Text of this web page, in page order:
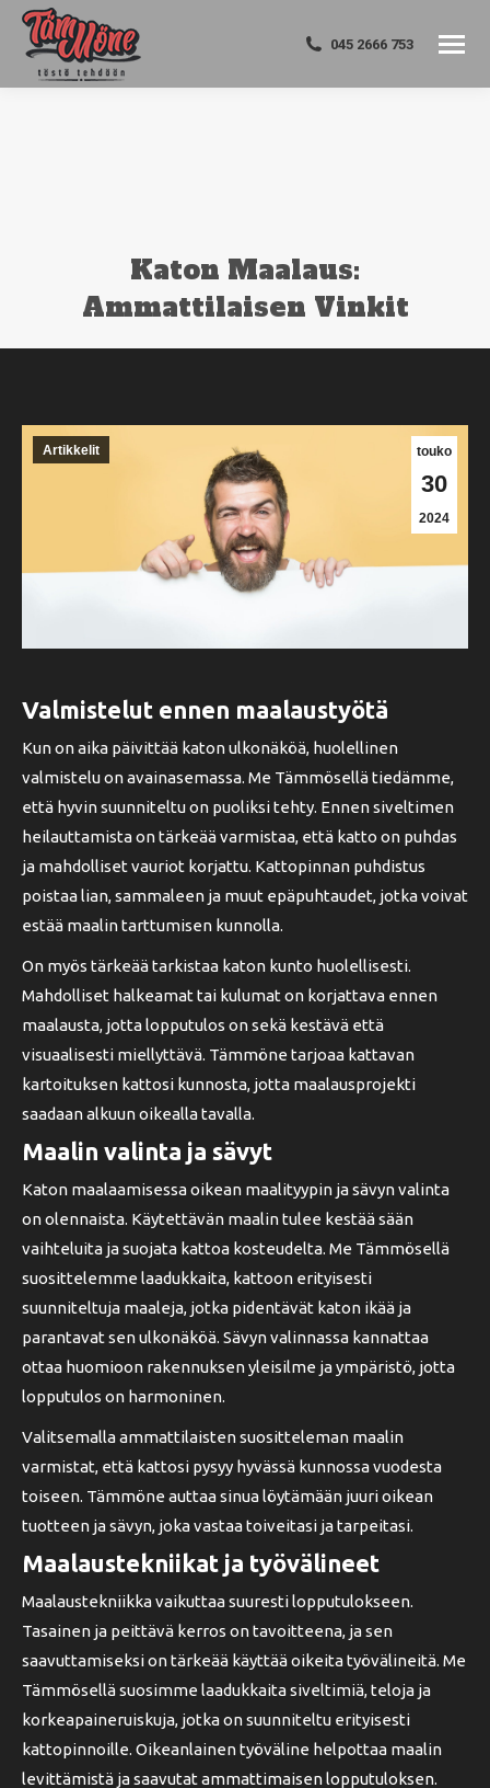
045 2666 753
Katon Maalaus:
Ammattilaisen Vinkit
touko
30
2024
Artikkelit
Valmistelut ennen maalaustyötä
Kun on aika päivittää katon ulkonäköä, huolellinen
valmistelu on avainasemassa. Me Tämmösellä tiedämme,
että hyvin suunniteltu on puoliksi tehty. Ennen siveltimen
heilauttamista on tärkeää varmistaa, että katto on puhdas
ja mahdolliset vauriot korjattu. Kattopinnan puhdistus
poistaa lian, sammaleen ja muut epäpuhtaudet, jotka voivat
estää maalin tarttumisen kunnolla.
On myös tärkeää tarkistaa katon kunto huolellisesti.
Mahdolliset halkeamat tai kulumat on korjattava ennen
maalausta, jotta lopputulos on sekä kestävä että
visuaalisesti miellyttävä. Tämmöne tarjoaa kattavan
kartoituksen kattosi kunnosta, jotta maalausprojekti
saadaan alkuun oikealla tavalla.
Maalin valinta ja sävyt
Katon maalaamisessa oikean maalityypin ja sävyn valinta
on olennaista. Käytettävän maalin tulee kestää sään
vaihteluita ja suojata kattoa kosteudelta. Me Tämmösellä
suosittelemme laadukkaita, kattoon erityisesti
suunniteltuja maaleja, jotka pidentävät katon ikää ja
parantavat sen ulkonäköä. Sävyn valinnassa kannattaa
ottaa huomioon rakennuksen yleisilme ja ympäristö, jotta
lopputulos on harmoninen.
Valitsemalla ammattilaisten suositteleman maalin
varmistat, että kattosi pysyy hyvässä kunnossa vuodesta
toiseen. Tämmöne auttaa sinua löytämään juuri oikean
tuotteen ja sävyn, joka vastaa toiveitasi ja tarpeitasi.
Maalaustekniikat ja työvälineet
Maalaustekniikka vaikuttaa suuresti lopputulokseen.
Tasainen ja peittävä kerros on tavoitteena, ja sen
saavuttamiseksi on tärkeää käyttää oikeita työvälineitä. Me
Tämmösellä suosimme laadukkaita siveltimiä, teloja ja
korkeapaineruiskuja, jotka on suunniteltu erityisesti
kattopinnoille. Oikeanlainen työväline helpottaa maalin
levittämistä ja saavutat ammattimaisen lopputuloksen.